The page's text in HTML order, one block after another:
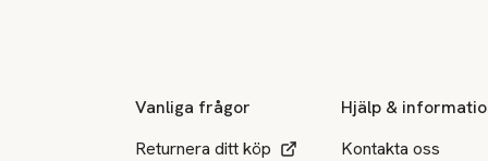
Vanliga frågor
Returnera ditt köp
Hjälp &
Kontakta oss